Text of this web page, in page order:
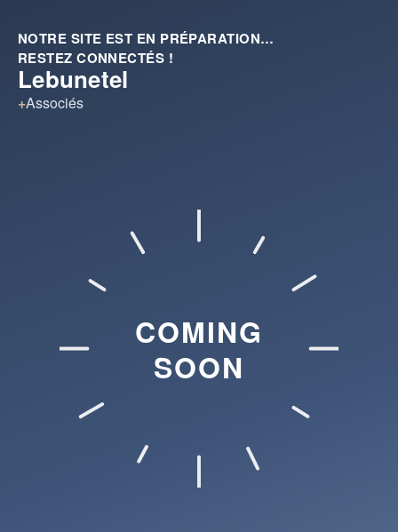
NOTRE SITE EST EN PRÉPARATION…
RESTEZ CONNECTÉS !
Lebunetel
+Associés
COMING
SOON